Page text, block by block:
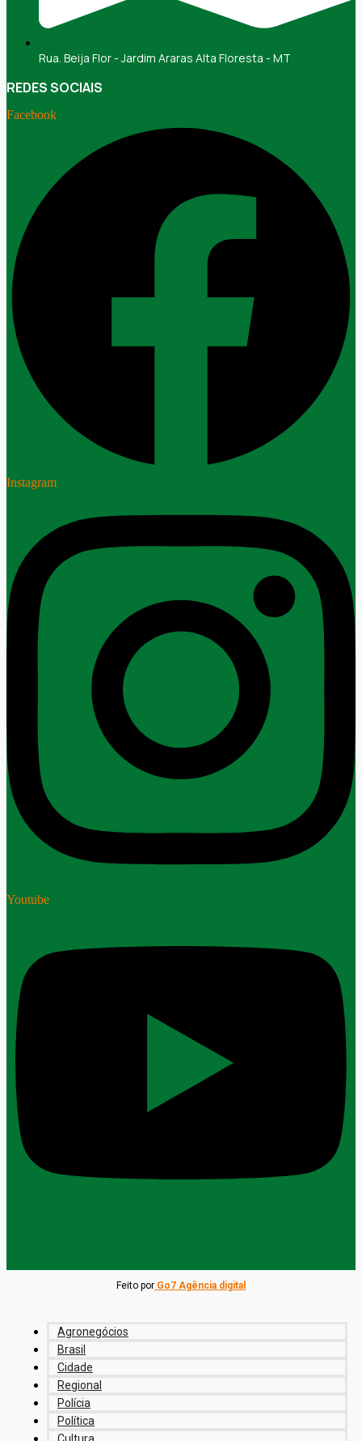
Rua. Beija Flor - Jardim Araras Alta Floresta - MT
REDES SOCIAIS
Facebook
Instagram
Youtube
Feito por Go7 Agência digital
Agronegócios
Brasil
Cidade
Regional
Polícia
Política